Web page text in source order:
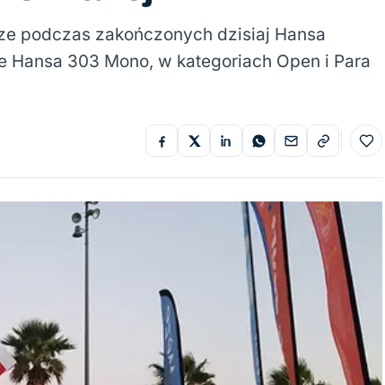
podczas zakończonych dzisiaj Hansa
Hansa 303 Mono, w kategoriach Open i Para
Do